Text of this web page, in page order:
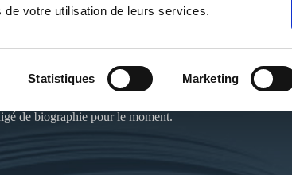
votre utilisation de leurs services.
Statistiques Marketing
de biographie pour le moment.